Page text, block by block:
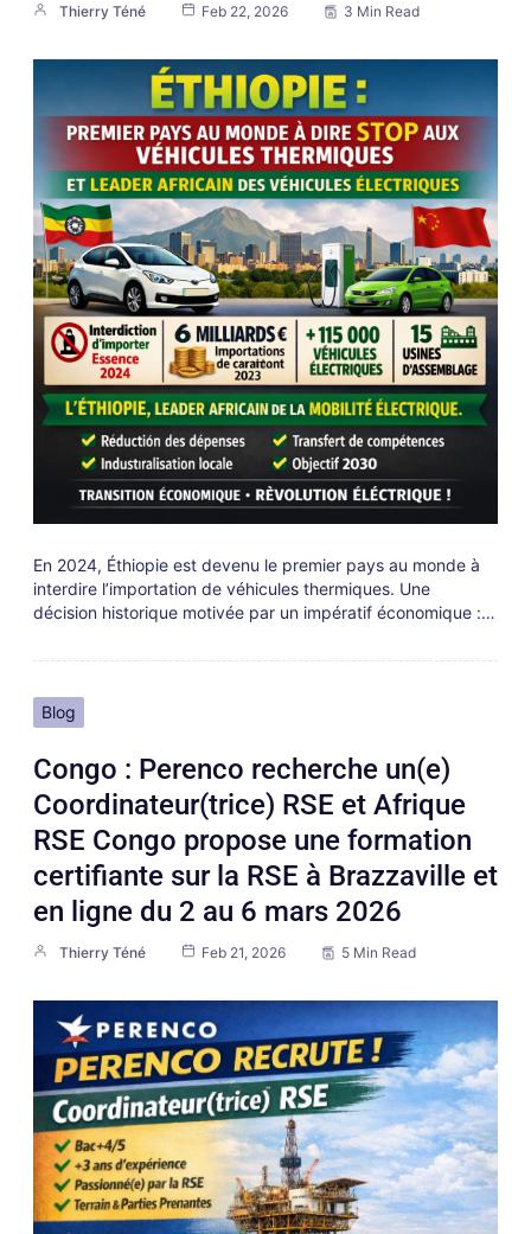
Thierry Téné Feb 22, 2026 3 Min Read
En 2024, Éthiopie est devenu le premier pays au monde à
interdire l’importation de véhicules thermiques. Une
décision historique motivée par un impératif économique :…
Blog
Congo : Perenco recherche un(e)
Coordinateur(trice) RSE et Afrique
RSE Congo propose une formation
certifiante sur la RSE à Brazzaville et
en ligne du 2 au 6 mars 2026
Thierry Téné Feb 21, 2026 5 Min Read